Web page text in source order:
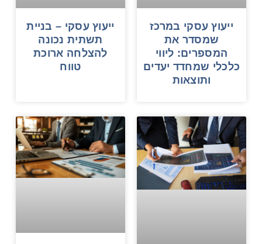
ייעוץ עסקי במרכז
שמסדר את
המספרים: ליווי
כלכלי שמחדד יעדים
ותוצאות
ייעוץ עסקי – בניית
תשתית נכונה
להצלחה ארוכת
טווח